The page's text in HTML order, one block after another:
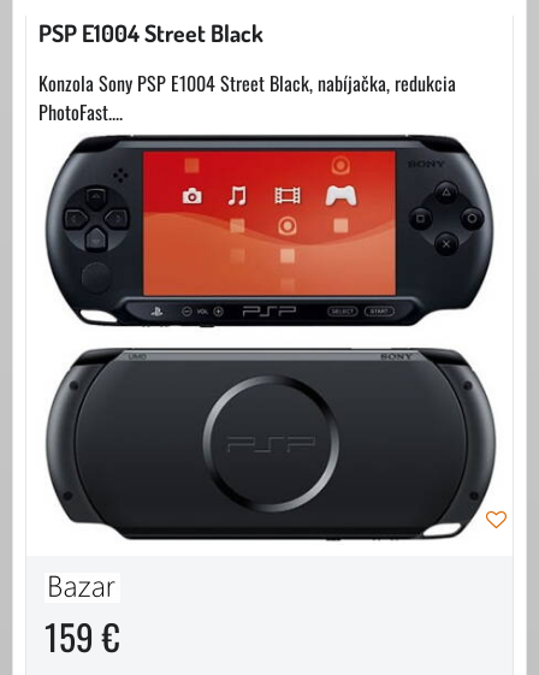
PSP E1004 Street Black
Konzola Sony PSP E1004 Street Black, nabíjačka, redukcia
PhotoFast....
159 €